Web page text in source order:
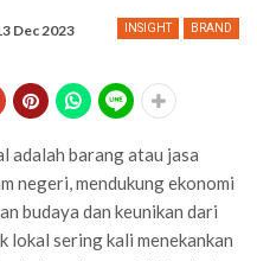
INSIGHT BRAND
Dec 2023
adalah barang atau jasa
negeri, mendukung ekonomi
budaya dan keunikan dari
lokal sering kali menekankan